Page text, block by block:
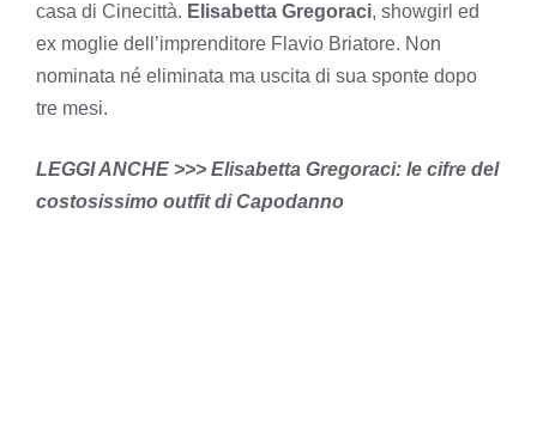
casa di Cinecittà. Elisabetta Gregoraci, showgirl ed
ex moglie dell’imprenditore Flavio Briatore. Non
nominata né eliminata ma uscita di sua sponte dopo
tre mesi.
LEGGI ANCHE >>> Elisabetta Gregoraci: le cifre del
costosissimo outfit di Capodanno